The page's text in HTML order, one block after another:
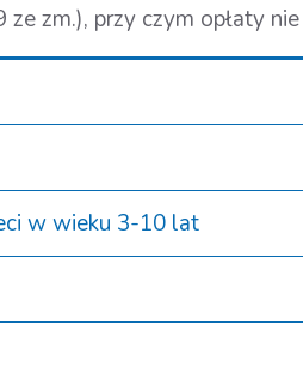
ze zm.), przy czym opłaty
w wieku 3-10 lat